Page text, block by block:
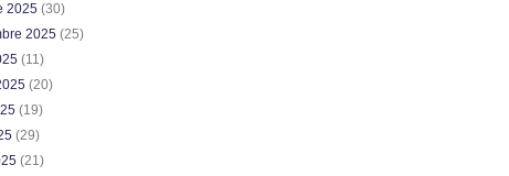
2025 (30)
2025 (25)
(11)
(20)
(19)
(29)
(21)